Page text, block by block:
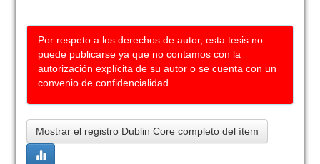
Por respeto a los derechos de autor, esta tesis no
puede publicarse ya que no contamos con la
autorización explícita de su autor o se cuenta con un
convenio de confidencialidad
Mostrar el registro Dublin Core completo del ítem